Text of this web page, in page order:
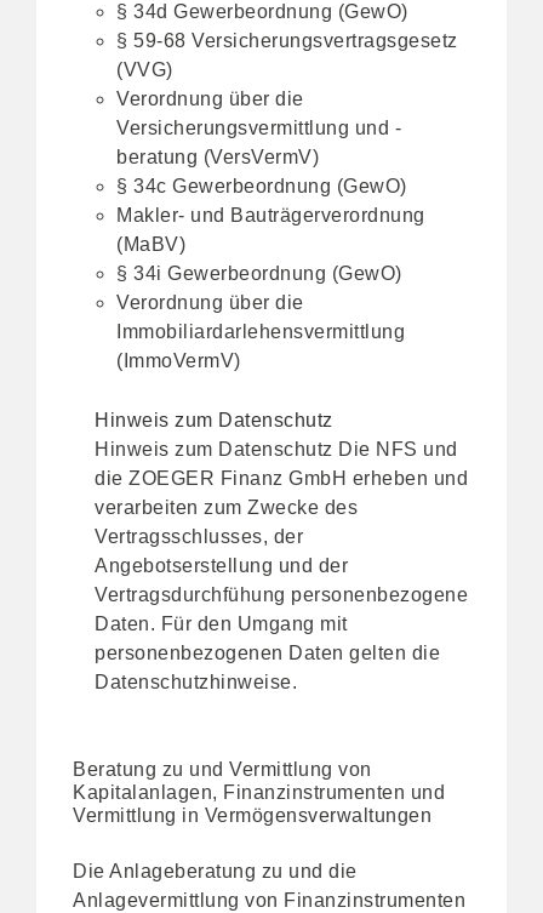
§ 34d Gewerbeordnung (GewO)
§ 59-68 Versicherungsvertragsgesetz
(VVG)
Verordnung über die
Versicherungsvermittlung und -
beratung (VersVermV)
§ 34c Gewerbeordnung (GewO)
Makler- und Bauträgerverordnung
(MaBV)
§ 34i Gewerbeordnung (GewO)
Verordnung über die
Immobiliardarlehensvermittlung
(ImmoVermV)
Hinweis zum Datenschutz
Hinweis zum Datenschutz Die NFS und
die ZOEGER Finanz GmbH erheben und
verarbeiten zum Zwecke des
Vertragsschlusses, der
Angebotserstellung und der
Vertragsdurchfühung personenbezogene
Daten. Für den Umgang mit
personenbezogenen Daten gelten die
Datenschutzhinweise.
Beratung zu und Vermittlung von
Kapitalanlagen, Finanzinstrumenten und
Vermittlung in Vermögensverwaltungen
Die Anlageberatung zu und die
Anlagevermittlung von Finanzinstrumenten